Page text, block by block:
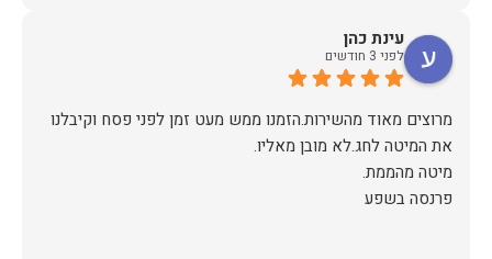
ממליצה בחום !!!
עינת כהן
לפני 3 חודשים
מרוצים מאוד מהשירות.הזמנו ממש מעט זמן לפני פסח וקיבלנו
פרנסה בשפע